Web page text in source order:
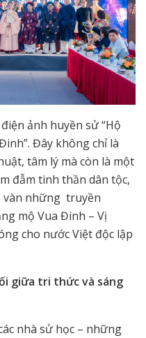
ảnh huyền sử “Hộ
Đây không chỉ là
tâm lý mà còn là một
đẫm tinh thần dân tộc,
vàn những truyền
mộ Vua Đinh – Vị
cho nước Việt độc lập
giữa tri thức và sáng
nhà sử học – những